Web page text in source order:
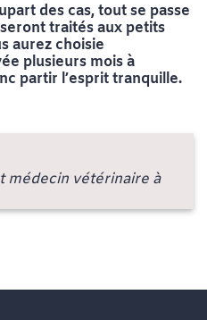
des cas, tout se passe
traités aux petits
aurez choisie
plusieurs mois à
partir l’esprit tranquille.
médecin vétérinaire à